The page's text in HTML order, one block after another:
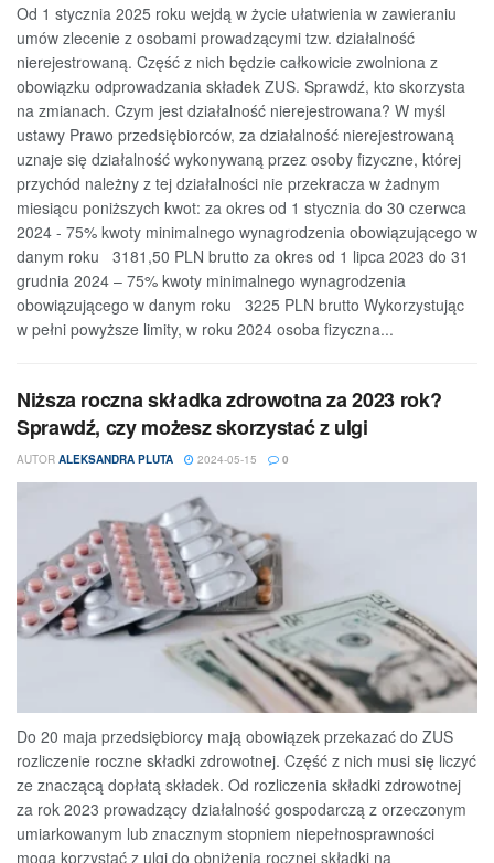
Od 1 stycznia 2025 roku wejdą w życie ułatwienia w zawieraniu
umów zlecenie z osobami prowadzącymi tzw. działalność
nierejestrowaną. Część z nich będzie całkowicie zwolniona z
obowiązku odprowadzania składek ZUS. Sprawdź, kto skorzysta
na zmianach. Czym jest działalność nierejestrowana? W myśl
ustawy Prawo przedsiębiorców, za działalność nierejestrowaną
uznaje się działalność wykonywaną przez osoby fizyczne, której
przychód należny z tej działalności nie przekracza w żadnym
miesiącu poniższych kwot: za okres od 1 stycznia do 30 czerwca
2024 - 75% kwoty minimalnego wynagrodzenia obowiązującego w
danym roku 3181,50 PLN brutto za okres od 1 lipca 2023 do 31
grudnia 2024 – 75% kwoty minimalnego wynagrodzenia
obowiązującego w danym roku 3225 PLN brutto Wykorzystując
w pełni powyższe limity, w roku 2024 osoba fizyczna...
Niższa roczna składka zdrowotna za 2023 rok?
Sprawdź, czy możesz skorzystać z ulgi
AUTOR ALEKSANDRA PLUTA 2024-05-15 0
Do 20 maja przedsiębiorcy mają obowiązek przekazać do ZUS
rozliczenie roczne składki zdrowotnej. Część z nich musi się liczyć
ze znaczącą dopłatą składek. Od rozliczenia składki zdrowotnej
za rok 2023 prowadzący działalność gospodarczą z orzeczonym
umiarkowanym lub znacznym stopniem niepełnosprawności
mogą korzystać z ulgi do obniżenia rocznej składki na